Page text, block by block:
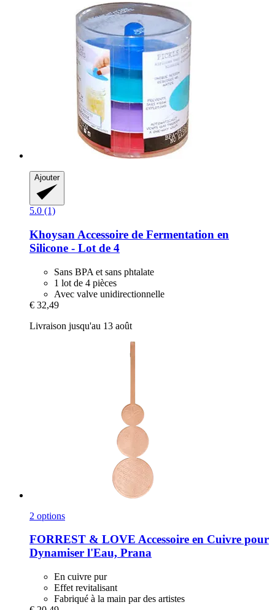
Ajouter
5.0 (1)
Khoysan Accessoire de Fermentation en
Silicone -​ Lot de 4
Sans BPA et sans phtalate
1 lot de 4 pièces
Avec valve unidirectionnelle
€ 32,49
Livraison jusqu'au 13 août
2 options
FORREST & LOVE Accessoire en Cuivre pour
Dynamiser l'Eau, Prana
En cuivre pur
Effet revitalisant
Fabriqué à la main par des artistes